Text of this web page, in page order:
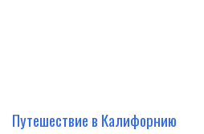
Путешествие в Калифорнию